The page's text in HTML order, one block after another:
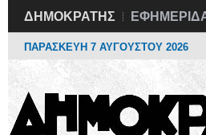
ΔΗΜΟΚΡΑΤΗΣ
ΠΑΡΑΣΚΕΥΗ 7 ΑΥΓΟΥΣΤΟΥ 2026